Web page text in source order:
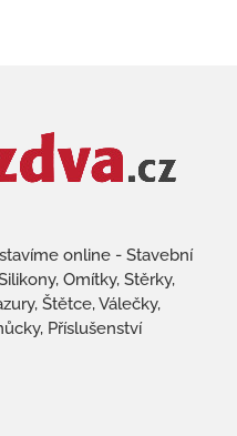
online - Stavební
Omítky, Stěrky,
Štětce, Válečky,
Příslušenství